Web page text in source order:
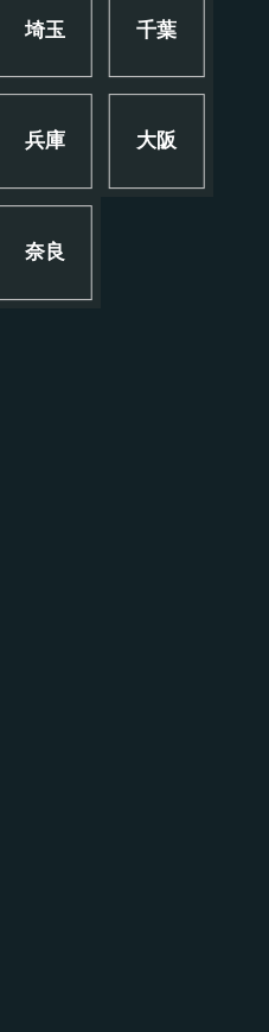
埼玉 千葉
兵庫 大阪
奈良